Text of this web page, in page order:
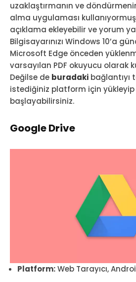
uzaklaştırmanın ve
alma uygulaması
açıklama ekleyebilir ve yorum
Bilgisayarınızı Windows 10’a
Microsoft Edge önceden
varsayılan PDF okuyucu olarak
Değilse de buradaki bağlantıyı
istediğiniz platform için
başlayabilirsiniz.
Google Drive
Platform:Web Tarayıcı,